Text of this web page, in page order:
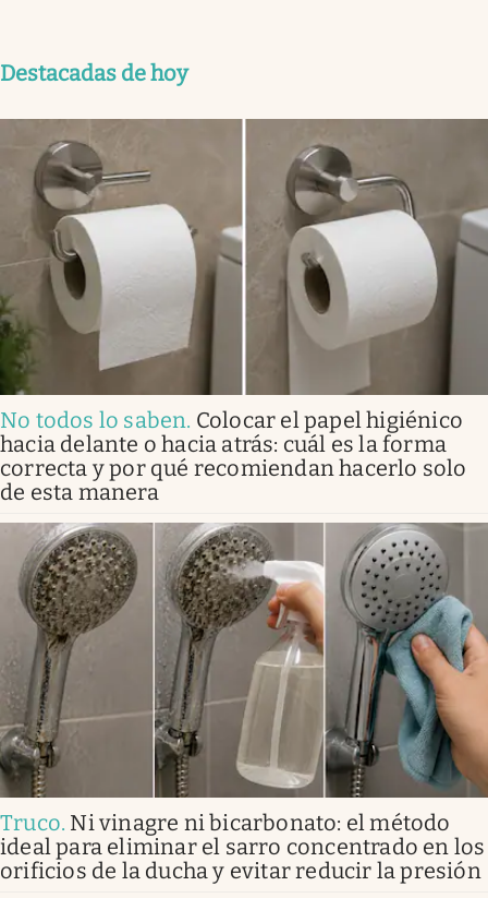
Destacadas de hoy
No todos lo saben. Colocar el papel higiénico
hacia delante o hacia atrás: cuál es la forma
correcta y por qué recomiendan hacerlo solo
de esta manera
Truco. Ni vinagre ni bicarbonato: el método
ideal para eliminar el sarro concentrado en los
orificios de la ducha y evitar reducir la presión